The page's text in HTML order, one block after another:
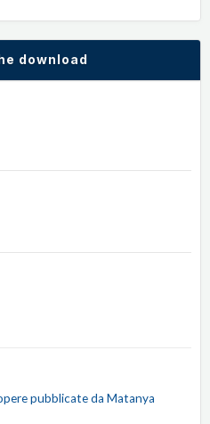
download
pubblicate da Matanya